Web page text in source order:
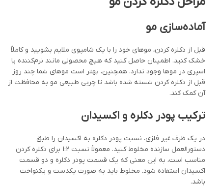
آماده‌سازی مو
قبل از دکلره کردن، موهای خود را با یک شامپوی ملایم بشویید و کاملاً
خشک کنید. اطمینان حاصل کنید که هیچ محصولی مانند نرم‌کننده یا
اسپری در موها وجود ندارد. همچنین، بهتر است موهای شما چند روز
قبل از دکلره کردن شسته شده باشد تا چربی طبیعی مو به محافظت از
آن کمک کند.
ترکیب پودر دکلره و اکسیدان
در یک ظرف غیر فلزی، نسبت پودر دکلره به اکسیدان را طبق
دستورالعمل سازنده مخلوط کنید. معمولاً نسبت 1:2 برای دکلره کردن
مناسب است، به این معنی که یک قسمت پودر دکلره و دو قسمت
اکسیدان استفاده شود. مخلوط باید به صورت یکدست و یکنواخت
باشد.